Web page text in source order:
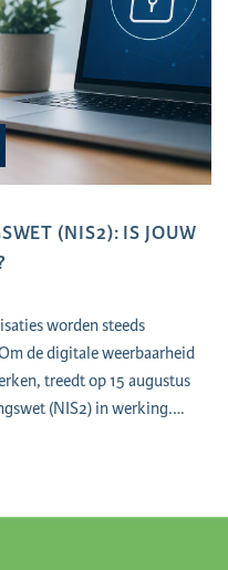
(NIS2): IS JOUW
worden steeds
de digitale weerbaarheid
treedt op 15 augustus
(NIS2) in werking.…